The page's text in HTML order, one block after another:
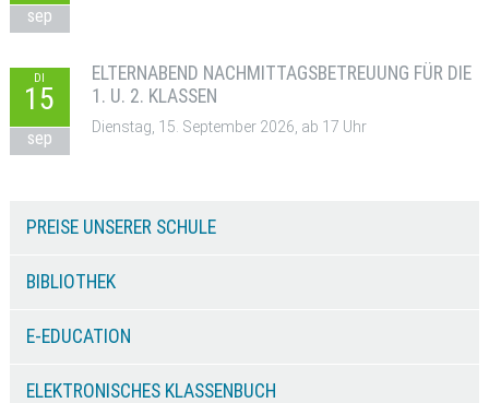
sep
DI
15
sep
ELTERNABEND NACHMITTAGSBETREUUNG FÜR DIE
1. U. 2. KLASSEN
Dienstag, 15. September 2026, ab 17 Uhr
PREISE UNSERER SCHULE
BIBLIOTHEK
E-EDUCATION
ELEKTRONISCHES KLASSENBUCH